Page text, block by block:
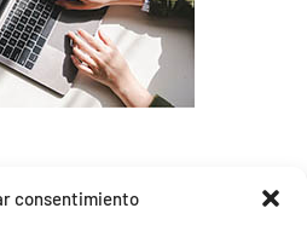
consentimiento